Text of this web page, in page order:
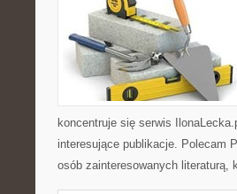
koncentruje się serwis
interesujące publikacje. Polecam
osób zainteresowanych literaturą,